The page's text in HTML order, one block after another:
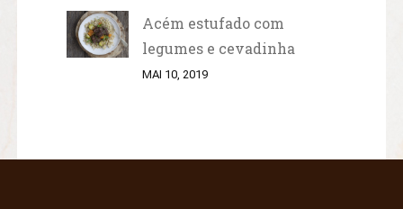
Acém estufado com
legumes e cevadinha
MAI 10, 2019